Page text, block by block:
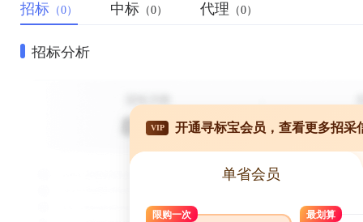
招标 （0） 中标 （0） 代理 （0）
招标分析
VIP 开通寻标宝会员，查看更多招采
单省会员
限购一次 最划算